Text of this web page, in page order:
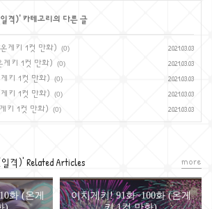
격)' 카테고리의 다른 글
게키 1컷 만화) (0) 2021.03.03
게키 1컷 만화) (0) 2021.03.03
키 1컷 만화) (0) 2021.03.03
키 1컷 만화) (0) 2021.03.03
키 1컷 만화) (0) 2021.03.03
격)' Related Articles
화 (온게
이치게키! 91화~100화 (온게
more